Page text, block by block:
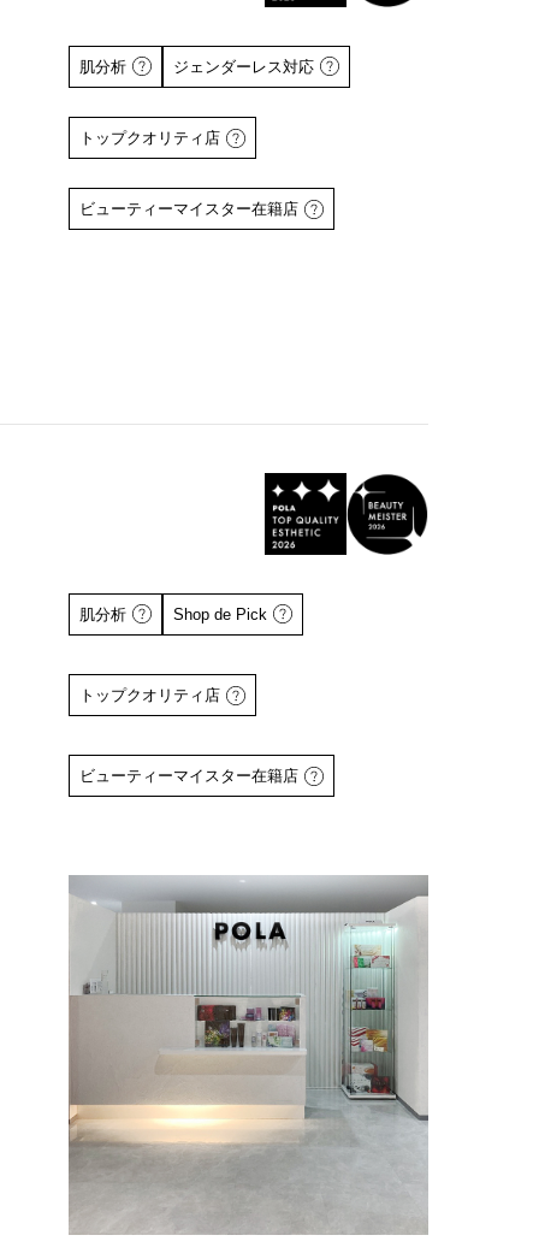
肌分析
詳しくはこちら
ジェンダーレス対応
トップクオリティ店
ビューティーマイスター在籍店
肌分析
詳しくはこちら
Shop de Pick
トップクオリティ店
ビューティーマイスター在籍店